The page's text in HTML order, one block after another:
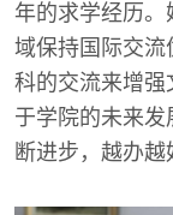
年的求学经历。
域保持国际交流
科的交流来增
于学院的未来
断进步，越办越